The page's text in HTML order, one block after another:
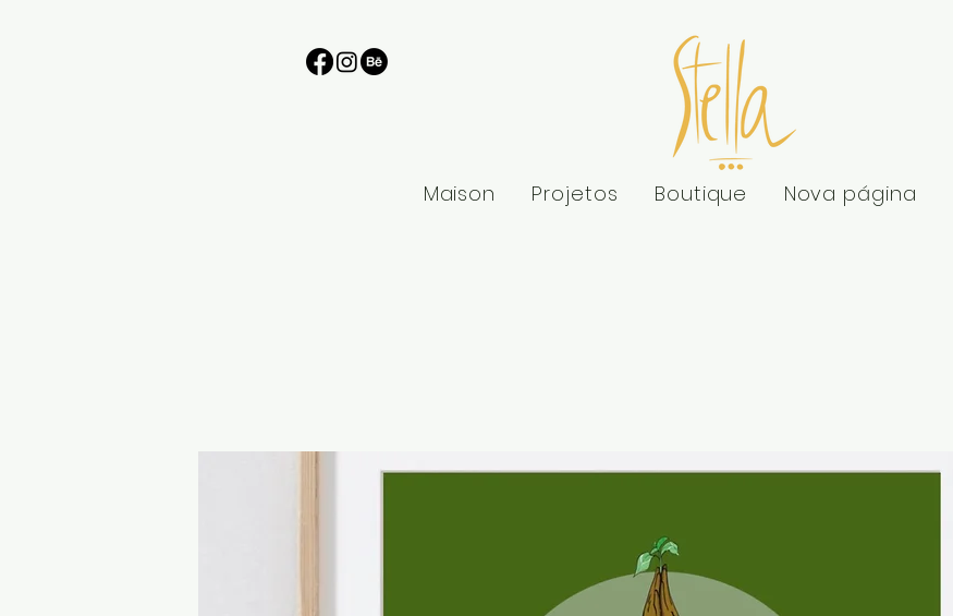
Maison Projetos Boutique Nova página